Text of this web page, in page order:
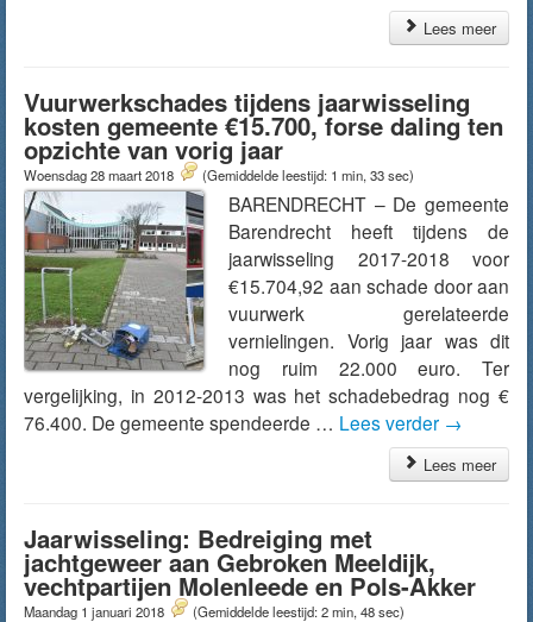
Lees meer
Vuurwerkschades tijdens jaarwisseling
kosten gemeente €15.700, forse daling ten
opzichte van vorig jaar
Woensdag 28 maart 2018 (Gemiddelde leestijd: 1 min, 33 sec)
BARENDRECHT – De gemeente
Barendrecht heeft tijdens de
jaarwisseling 2017-2018 voor
€15.704,92 aan schade door aan
vuurwerk gerelateerde
vernielingen. Vorig jaar was dit
nog ruim 22.000 euro. Ter
vergelijking, in 2012-2013 was het schadebedrag nog €
76.400. De gemeente spendeerde … Lees verder →
Lees meer
Jaarwisseling: Bedreiging met
jachtgeweer aan Gebroken Meeldijk,
vechtpartijen Molenleede en Pols-Akker
Maandag 1 januari 2018 (Gemiddelde leestijd: 2 min, 48 sec)